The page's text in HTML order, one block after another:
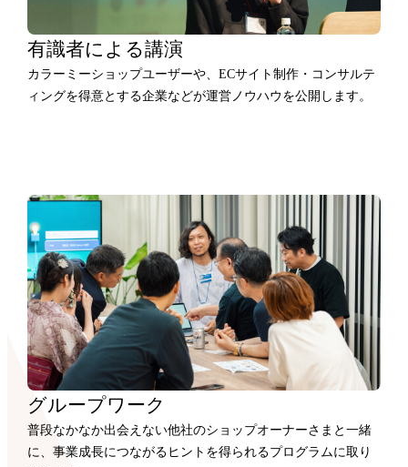
有識者による講演
カラーミーショップユーザーや、ECサイト制作・コンサルテ
ィングを得意とする企業などが運営ノウハウを公開します。
グループワーク
普段なかなか出会えない他社のショップオーナーさまと一緒
に、事業成長につながるヒントを得られるプログラムに取り